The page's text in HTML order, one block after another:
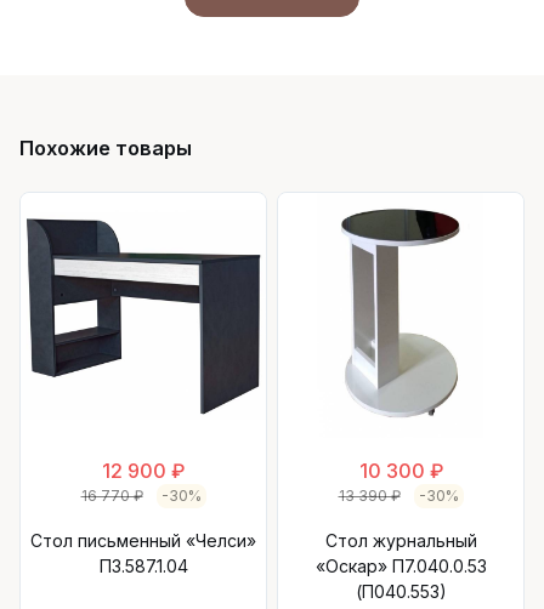
Похожие товары
12 900 ₽
16 770 ₽ -30%
Стол письменный «Челси»
П3.587.1.04
10 300 ₽
13 390 ₽ -30%
Стол журнальный
«Оскар» П7.040.0.53
(П040.553)